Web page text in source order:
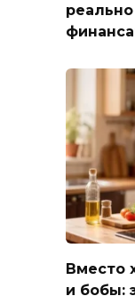
Вместо
и бобы: